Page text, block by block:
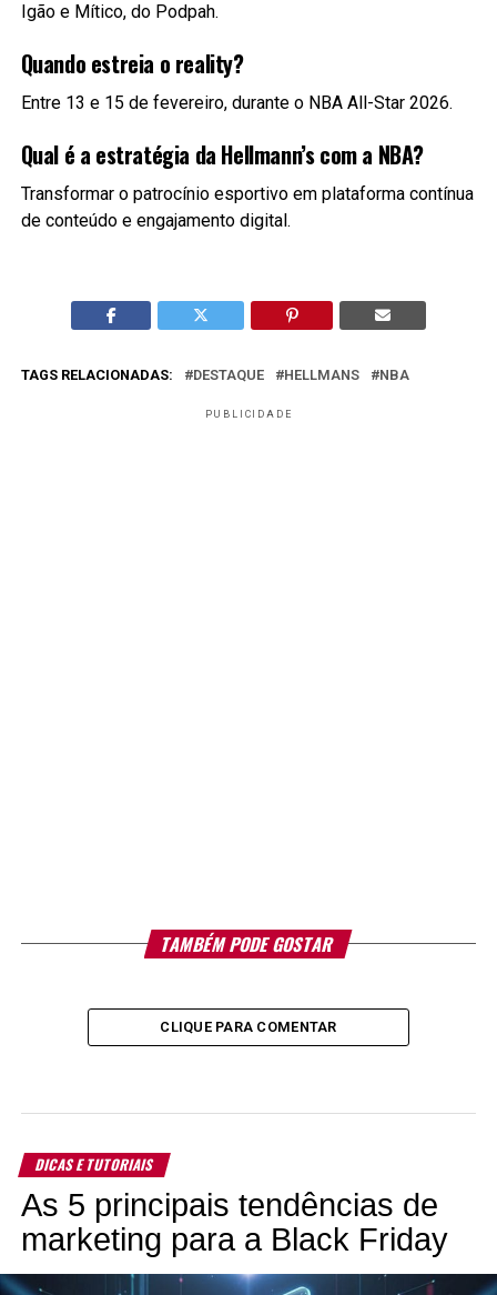
Igão e Mítico, do Podpah.
Quando estreia o reality?
Entre 13 e 15 de fevereiro, durante o NBA All-Star 2026.
Qual é a estratégia da Hellmann’s com a NBA?
Transformar o patrocínio esportivo em plataforma contínua
de conteúdo e engajamento digital.
TAGS RELACIONADAS: DESTAQUE HELLMANS NBA
PUBLICIDADE
TAMBÉM PODE GOSTAR
CLIQUE PARA COMENTAR
DICAS E TUTORIAIS
As 5 principais tendências de
marketing para a Black Friday